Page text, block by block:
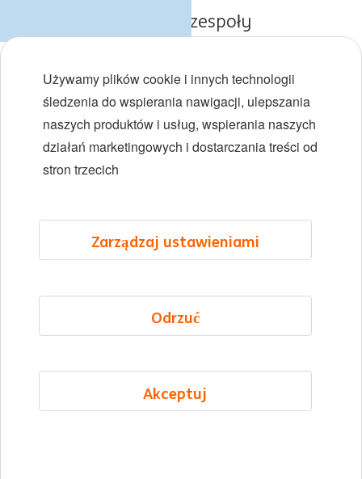
Obszary i zespoły
Różnorodność i inkluzywność
Lokalizacje
LinkedIn YouTube
Mapa strony
Oświadczenie o plikach cookie
Cookie management
Używamy plików cookie i innych technologii
śledzenia do wspierania nawigacji, ulepszania
naszych produktów i usług, wspierania naszych
działań marketingowych i dostarczania treści od
stron trzecich
Akceptuj
Odrzuć
Zarządzaj ustawieniami